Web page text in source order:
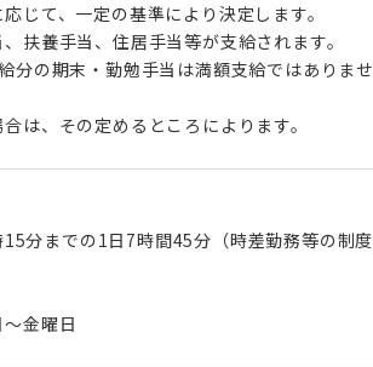
じて、一定の基準により決定します。
扶養手当、住居手当等が支給されます。
分の期末・勤勉手当は満額支給ではありませ
は、その定めるところによります。
分までの1日7時間45分（時差勤務等の制度
金曜日